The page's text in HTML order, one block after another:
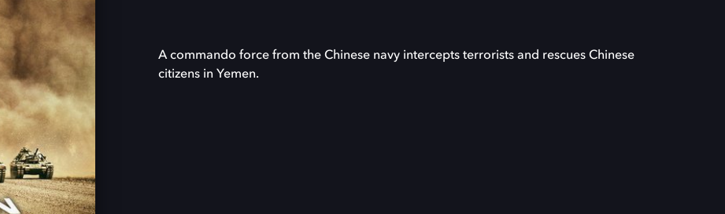
A commando force from the Chinese navy intercepts terrorists and rescues Chinese
citizens in Yemen.